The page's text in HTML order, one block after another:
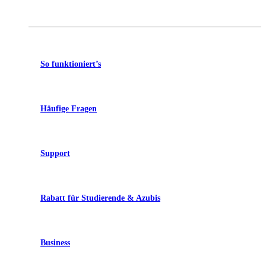
So funktioniert’s
Häufige Fragen
Support
Rabatt für Studierende & Azubis
Business